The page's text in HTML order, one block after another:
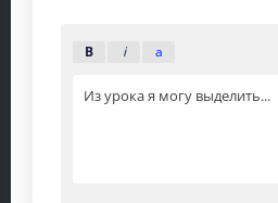
B i a
Из урока я могу выделить...